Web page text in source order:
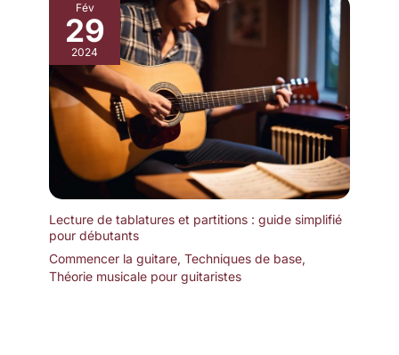
Fév
29
2024
Lecture de tablatures et partitions : guide simplifié
pour débutants
Commencer la guitare, Techniques de base,
Théorie musicale pour guitaristes